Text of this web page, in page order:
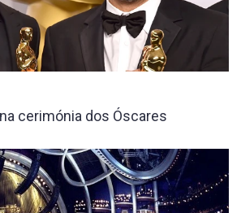
cerimónia dos Óscares